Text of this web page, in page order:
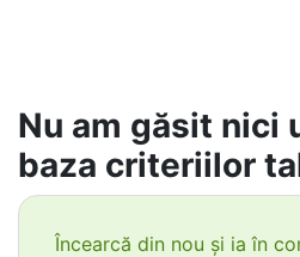
Nu am găsit nici
baza criteriilor
Încearcă din nou și ia în